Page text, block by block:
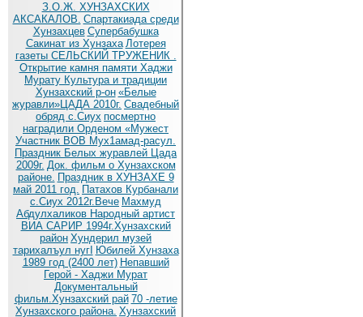
З.О.Ж. ХУНЗАХСКИХ
АКСАКАЛОВ. Спартакиада среди
Хунзахцев Супербабушка
Сакинат из Хунзаха Лотерея
газеты СЕЛЬСКИЙ ТРУЖЕНИК .
Открытие камня памяти Хаджи
Мурату Культура и традиции
Хунзахский р-он «Белые
журавли»ЦАДА 2010г. Cвадебный
обряд c.Сиух посмертно
наградили Орденом «Мужест
Участник ВОВ Мух1амад-расул.
Праздник Белых журавлей Цада
2009г. Док. фильм о Хунзахском
районе. Праздник в ХУНЗАХЕ 9
май 2011 год. Патахов Курбанали
с.Сиух 2012г.Вече Махмуд
Абдулхаликов Народный артист
ВИА САРИР 1994г.Хунзахский
район Хундерил музей
тарихалъул нугI Юбилей Хунзаха
1989 год (2400 лет) Непавший
Герой - Хаджи Мурат
Документальный
фильм.Хунзахский рай 70 -летие
Хунзахского района. Хунзахский